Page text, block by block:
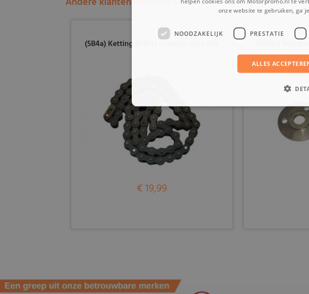
(5B4a) Ketting 47(94) schakels type 428
€ 19,99
(10B3c) Velg
onze website te gebruiken, ga
NOODZAKELIJK PRESTATIE
ALLES